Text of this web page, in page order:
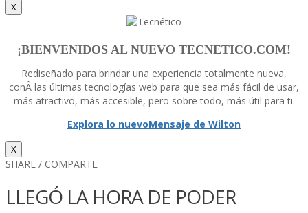
X
¡BIENVENIDOS AL NUEVO TECNETICO.COM!
Rediseñado para brindar una experiencia totalmente nueva,
conÂ las últimas tecnologí­as web para que sea más fácil de usar,
más atractivo, más accesible, pero sobre todo, más útil para ti.
Explora lo nuevoMensaje de Wilton
X
SHARE / COMPARTE
LLEGÓ LA HORA DE PODER